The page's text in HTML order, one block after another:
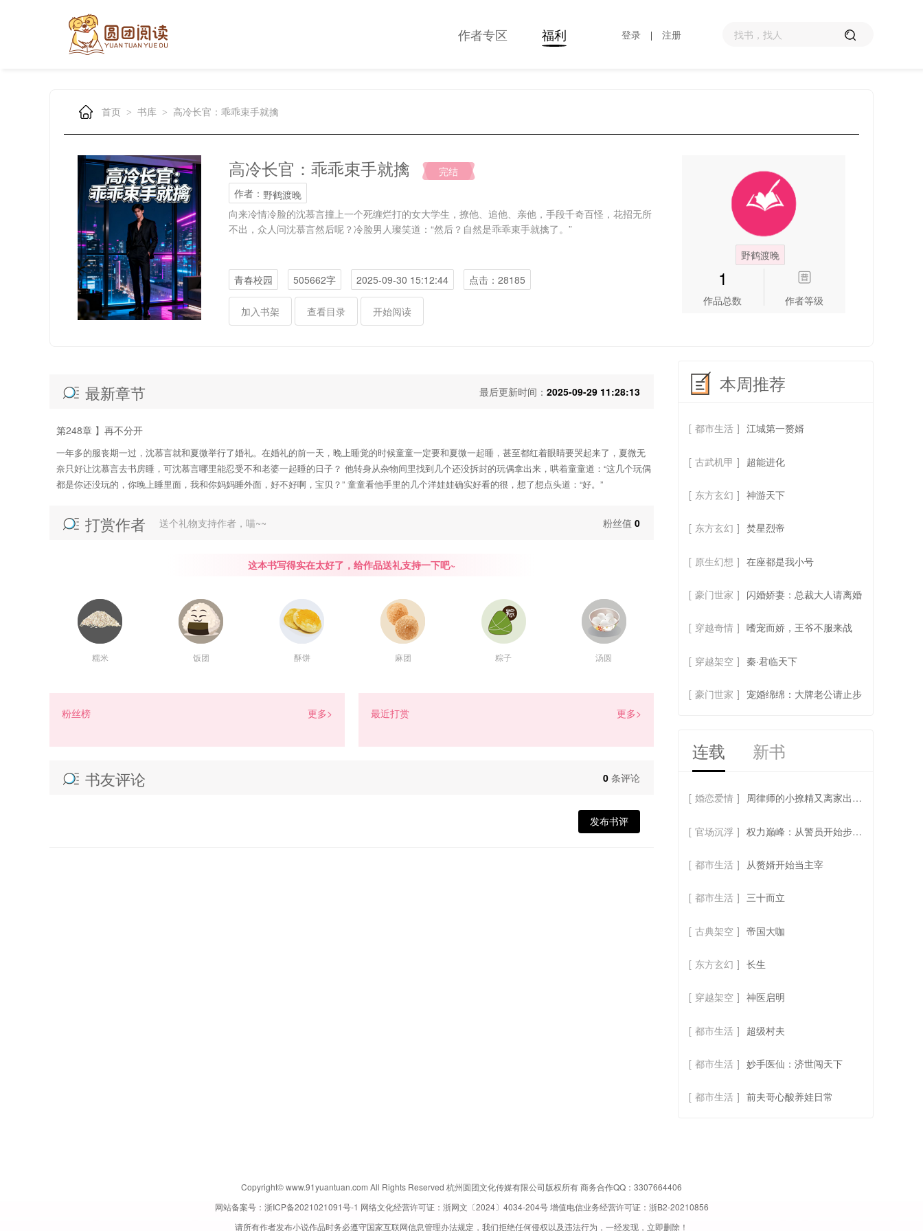
作者专区 福利 登录 注册
首页 > 书库 > 高冷长官：乖乖束手就擒
高冷长官：乖乖束手就擒
完结
作者： 野鹤渡晚
向来冷情冷脸的沈慕言撞上一个死缠烂打的女大学生，撩他、追他、亲他，手段千奇百怪，花招无所
不出，众人问沈慕言然后呢？冷脸男人璨笑道：“然后？自然是乖乖束手就擒了。”
青春校园 505662字 2025-09-30 15:12:44 点击：28185
移除加入书架 查看目录 开始阅读
野鹤渡晚
1
作品总数 作者等级
最后更新时间： 2025-09-29 11:28:13
最新章节
第248章 】再不分开
一年多的服丧期一过，沈慕言就和夏微举行了婚礼。在婚礼的前一天，晚上睡觉的时候童童一定要和夏微一起睡，甚至都红着眼睛要哭起来了，夏微无
奈只好让沈慕言去书房睡，可沈慕言哪里能忍受不和老婆一起睡的日子？ 他转身从杂物间里找到几个还没拆封的玩偶拿出来，哄着童童道：“这几个玩偶
都是你还没玩的，你晚上睡里面，我和你妈妈睡外面，好不好啊，宝贝？” 童童看他手里的几个洋娃娃确实好看的很，想了想点头道：“好。”
粉丝值 0
打赏作者 送个礼物支持作者，喵~~
这本书写得实在太好了，给作品送礼支持一下吧~
糯米 饭团 酥饼 麻团 粽子 汤圆
赠言：
打赏
粉丝榜 更多> 最近打赏 更多>
0 条评论
书友评论
发布书评
本周推荐
[ 都市生活 ] 江城第一赘婿
[ 古武机甲 ] 超能进化
[ 东方玄幻 ] 神游天下
[ 东方玄幻 ] 焚星烈帝
[ 原生幻想 ] 在座都是我小号
[ 豪门世家 ] 闪婚娇妻：总裁大人请离婚
[ 穿越奇情 ] 嗜宠而娇，王爷不服来战
[ 穿越架空 ] 秦·君临天下
[ 豪门世家 ] 宠婚绵绵：大牌老公请止步
连载 新书
[ 婚恋爱情 ] 周律师的小撩精又离家出走了
[ 官场沉浮 ] 权力巅峰：从警员开始步步高升
[ 都市生活 ] 从赘婿开始当主宰
[ 都市生活 ] 三十而立
[ 古典架空 ] 帝国大咖
[ 东方玄幻 ] 长生
[ 穿越架空 ] 神医启明
[ 都市生活 ] 超级村夫
[ 都市生活 ] 妙手医仙：济世闯天下
[ 都市生活 ] 前夫哥心酸养娃日常
Copyright© www.91yuantuan.com All Rights Reserved 杭州圆团文化传媒有限公司版权所有 商务合作QQ：3307664406
网站备案号： 浙ICP备2021021091号-1 网络文化经营许可证：浙网文〔2024〕4034-204号 增值电信业务经营许可证： 浙B2-20210856
请所有作者发布小说作品时务必遵守国家互联网信息管理办法规定，我们拒绝任何侵权以及违法行为，一经发现，立即删除！